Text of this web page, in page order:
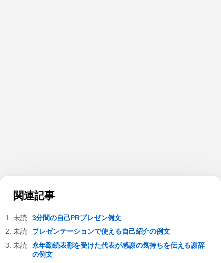
関連記事
3分間の自己PRプレゼン例文
プレゼンテーションで使える自己紹介の例文
永年勤続表彰を受けた代表が感謝の気持ちを伝える謝辞
の例文